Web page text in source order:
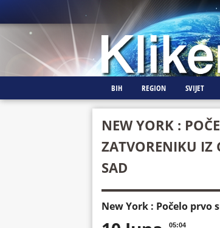
BIH REGION SVIJET
NEW YORK :
ZATVORENIKU IZ
SAD
New York : Počelo
05:04